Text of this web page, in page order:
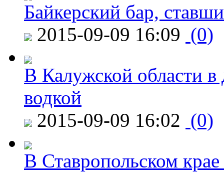
Байкерский бар,
2015-09-09 16:09 (0)
В Калужской области в
водкой
2015-09-09 16:02 (0)
В Ставропольском